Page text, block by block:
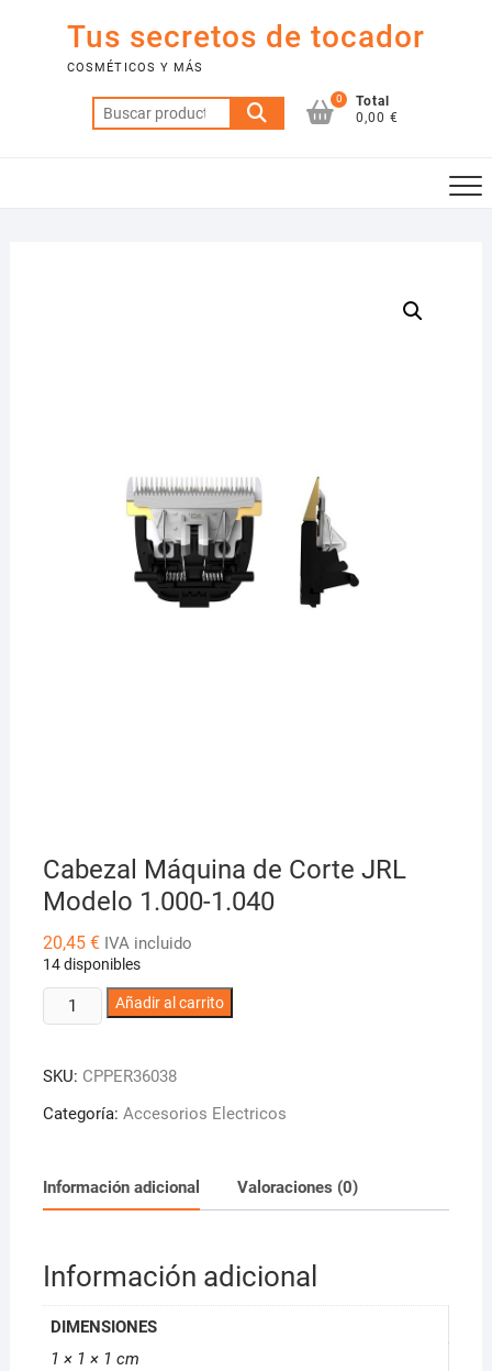
contenido
Tus secretos de tocador
COSMÉTICOS Y MÁS
Buscar
por:
0
Total
0,00 €
Cabezal Máquina de Corte JRL
Modelo 1.000-1.040
20,45 € IVA incluido
14 disponibles
Cabezal
Máquina
Corte
JRL
1.040
cantidad
Añadir al carrito
SKU: CPPER36038
Categoría: Accesorios Electricos
Información adicional Valoraciones (0)
Información adicional
DIMENSIONES
1 × 1 × 1 cm